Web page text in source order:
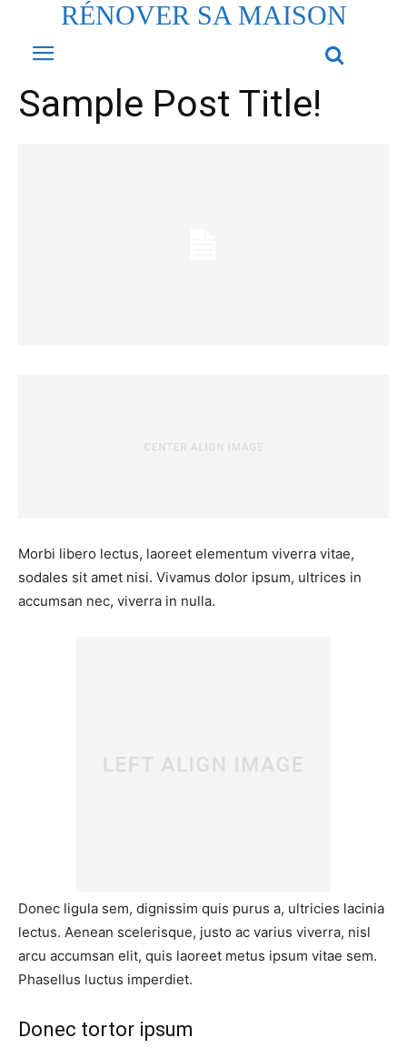
RÉNOVER SA MAISON
Sample Post Title!
Morbi libero lectus, laoreet elementum viverra vitae,
sodales sit amet nisi. Vivamus dolor ipsum, ultrices in
accumsan nec, viverra in nulla.
Donec ligula sem, dignissim quis purus a, ultricies lacinia
lectus. Aenean scelerisque, justo ac varius viverra, nisl
arcu accumsan elit, quis laoreet metus ipsum vitae sem.
Phasellus luctus imperdiet.
Donec tortor ipsum